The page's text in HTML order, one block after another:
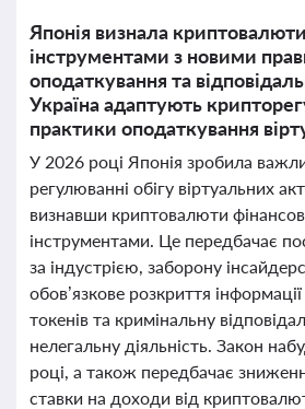
Японія визнала
інструментами з новими
оподаткування та
Україна адаптують
практики оподаткування
У 2026 році Японія зробила
регулюванні обігу віртуальних
визнавши криптовалюти
інструментами. Це передбачає
за індустрією, заборону
обов’язкове розкриття
токенів та кримінальну
нелегальну діяльність. Закон
році, а також передбачає
ставки на доходи від